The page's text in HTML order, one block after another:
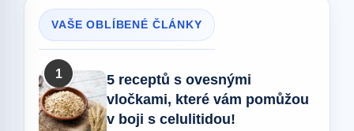
VAŠE OBLÍBENÉ ČLÁNKY
1
5 receptů s ovesnými
vločkami, které vám pomůžou
v boji s celulitidou!